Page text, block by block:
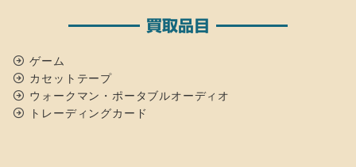
買取品目
ゲーム
カセットテープ
ウォークマン・ポータブルオーディオ
トレーディングカード